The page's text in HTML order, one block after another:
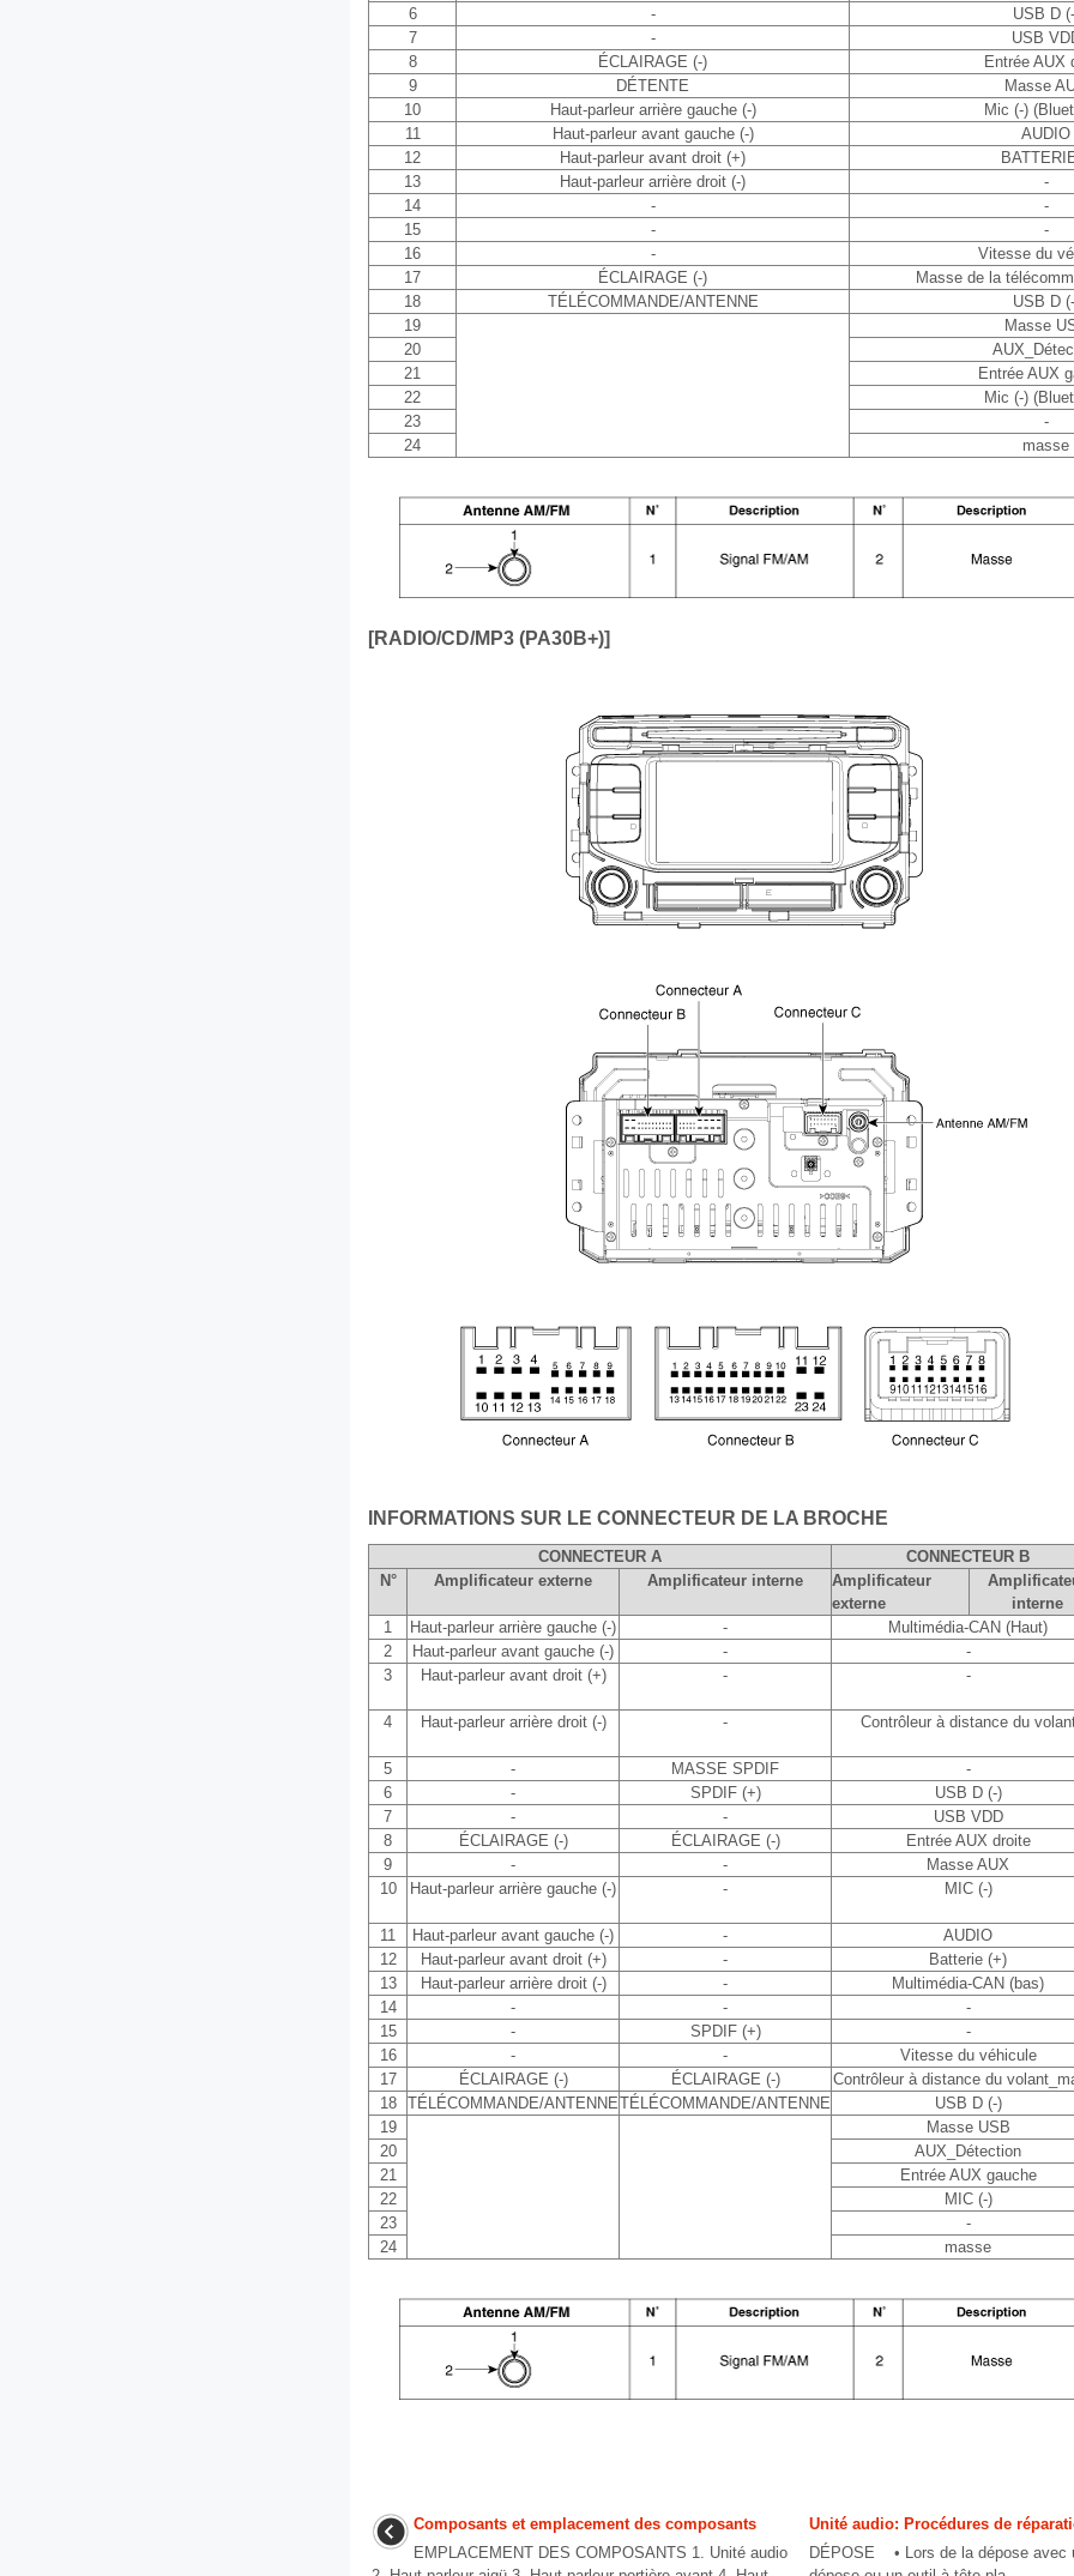
6
-
USB D
7
-
USB
8
ÉCLAIRAGE (-)
Entrée AUX
9
DÉTENTE
Masse
10
Haut-parleur arrière gauche (-)
Mic (-)
11
Haut-parleur avant gauche (-)
AUDIO
12
Haut-parleur avant droit (+)
13
Haut-parleur arrière droit (-)
-
14
-
-
15
-
-
16
-
Vitesse du
17
ÉCLAIRAGE (-)
Masse de la
18
TÉLÉCOMMANDE/ANTENNE
USB D
19
Masse
20
21
Entrée AUX
22
Mic (-)
23
-
24
masse
[RADIO/CD/MP3 (PA30B+)]
INFORMATIONS SUR LE CONNECTEUR DE LA BROCHE
CONNECTEUR A
CONNECTEUR B
N°
Amplificateur externe Amplificateur interne
Amplificateur
externe
interne
1
Haut-parleur arrière gauche (-) -
Multimédia-CAN (Haut)
2
Haut-parleur avant gauche (-) -
-
3
Haut-parleur avant droit (+) - -
4 Haut-parleur arrière droit (-) - Contrôleur à distance du
5 - MASSE SPDIF
-
6
- SPDIF (+)
USB D (-)
7
- -
USB VDD
8
ÉCLAIRAGE (-) ÉCLAIRAGE (-)
Entrée AUX droite
9
- -
Masse AUX
10
Haut-parleur arrière gauche (-) - MIC (-)
11 Haut-parleur avant gauche (-) -
AUDIO
12
Haut-parleur avant droit (+) -
Batterie (+)
13
Haut-parleur arrière droit (-) -
Multimédia-CAN (bas)
14
- -
-
15
- SPDIF (+)
-
16
- -
Vitesse du véhicule
17
ÉCLAIRAGE (-) ÉCLAIRAGE (-)
Contrôleur à distance du
18
TÉLÉCOMMANDE/ANTENNETÉLÉCOMMANDE/ANTENNE
USB D (-)
19
Masse USB
20
AUX_Détection
21
Entrée AUX gauche
22
MIC (-)
23
-
24
masse
Composants et emplacement des composants
EMPLACEMENT DES COMPOSANTS 1. Unité audio
Unité audio: Procédures de
DÉPOSE • Lors de la dépose avec